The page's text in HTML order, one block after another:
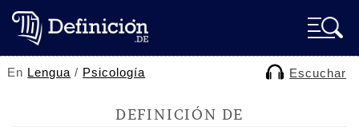
En Lengua / Psicología Escuchar
DEFINICIÓN DE